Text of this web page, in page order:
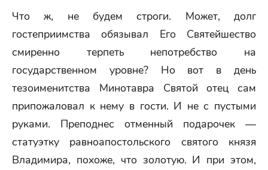
Что ж, не будем строги. Может, долг
гостеприимства обязывал Его Святейшество
смиренно терпеть непотребство на
государственном уровне? Но вот в день
тезоименитства Минотавра Святой отец сам
припожаловал к нему в гости. И не с пустыми
руками. Преподнес отменный подарочек —
статуэтку равноапостольского святого князя
Владимира, похоже, что золотую. И при этом,